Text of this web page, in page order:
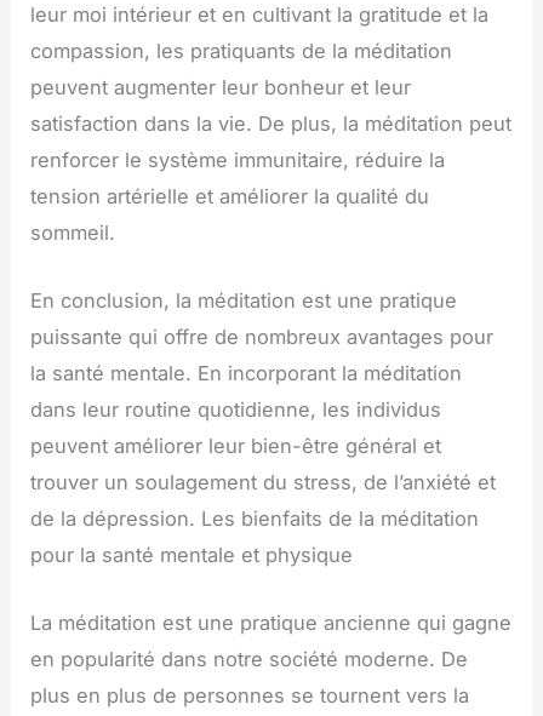
leur moi intérieur et en cultivant la gratitude et la
compassion, les pratiquants de la méditation
peuvent augmenter leur bonheur et leur
satisfaction dans la vie. De plus, la méditation peut
renforcer le système immunitaire, réduire la
tension artérielle et améliorer la qualité du
sommeil.
En conclusion, la méditation est une pratique
puissante qui offre de nombreux avantages pour
la santé mentale. En incorporant la méditation
dans leur routine quotidienne, les individus
peuvent améliorer leur bien-être général et
trouver un soulagement du stress, de l’anxiété et
de la dépression. Les bienfaits de la méditation
pour la santé mentale et physique
La méditation est une pratique ancienne qui gagne
en popularité dans notre société moderne. De
plus en plus de personnes se tournent vers la